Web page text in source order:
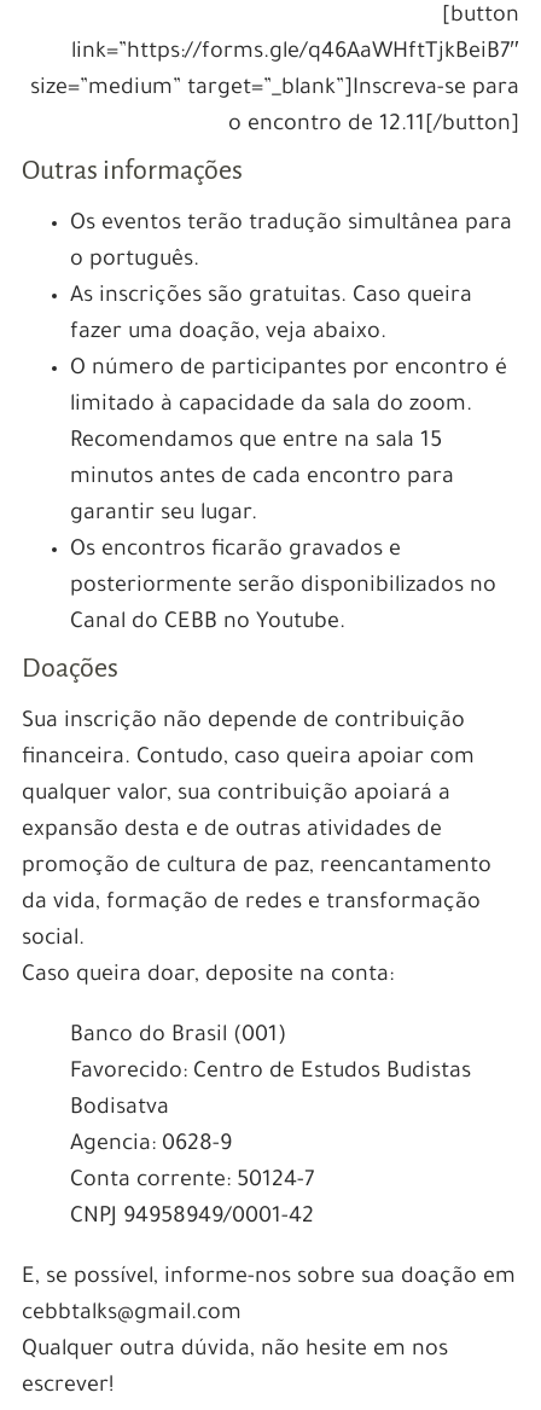
[button
link=”https://forms.gle/q46AaWHftTjkBeiB7″
size=”medium” target=”_blank”]Inscreva-se para
o encontro de 12.11[/button]
Outras informações
Os eventos terão tradução simultânea para
o português.
As inscrições são gratuitas. Caso queira
fazer uma doação, veja abaixo.
O número de participantes por encontro é
limitado à capacidade da sala do zoom.
Recomendamos que entre na sala 15
minutos antes de cada encontro para
garantir seu lugar.
Os encontros ficarão gravados e
posteriormente serão disponibilizados no
Canal do CEBB no Youtube.
Doações
Sua inscrição não depende de contribuição
financeira. Contudo, caso queira apoiar com
qualquer valor, sua contribuição apoiará a
expansão desta e de outras atividades de
promoção de cultura de paz, reencantamento
da vida, formação de redes e transformação
social.
Caso queira doar, deposite na conta:
Banco do Brasil (001)
Favorecido: Centro de Estudos Budistas
Bodisatva
Agencia: 0628-9
Conta corrente: 50124-7
CNPJ 94958949/0001-42
E, se possível, informe-nos sobre sua doação em
cebbtalks@gmail.com
Qualquer outra dúvida, não hesite em nos
escrever!